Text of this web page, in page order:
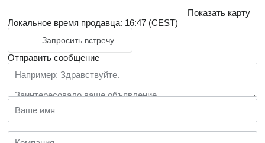
Показать карту
Локальное время продавца: 16:47 (CEST)
Запросить встречу
Отправить сообщение